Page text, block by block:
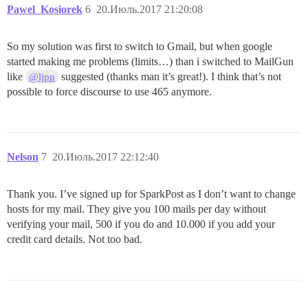
Pawel_Kosiorek 20.Июль.2017 21:20:08
6
So my solution was first to switch to Gmail, but when google
started making me problems (limits…) than i switched to MailGun
like @ljpp
suggested (thanks man it’s great!). I think that’s not
possible to force discourse to use 465 anymore.
Nelson 20.Июль.2017 22:12:40
7
Thank you. I’ve signed up for SparkPost as I don’t want to change
hosts for my mail. They give you 100 mails per day without
verifying your mail, 500 if you do and 10.000 if you add your
credit card details. Not too bad.